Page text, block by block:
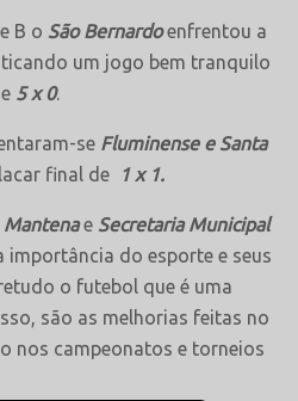
B o São Bernardoenfrentou a
um jogo bem tranquilo
5 x 0.
se Fluminense e Santa
final de 1 x 1.
e Secretaria Municipal
importância do esporte e seus
o futebol que é uma
são as melhorias feitas no
nos campeonatos e torneios